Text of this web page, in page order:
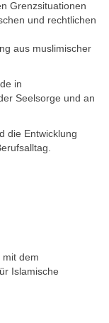
Grenzsituationen
und rechtlichen
aus muslimischer
in
Seelsorge und an
die Entwicklung
dem
Islamische